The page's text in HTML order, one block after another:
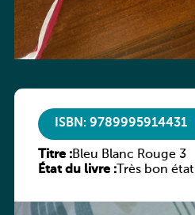
ISBN: 9789995914431
Titre :Bleu Blanc Rouge 3
État du livre :Très bon état